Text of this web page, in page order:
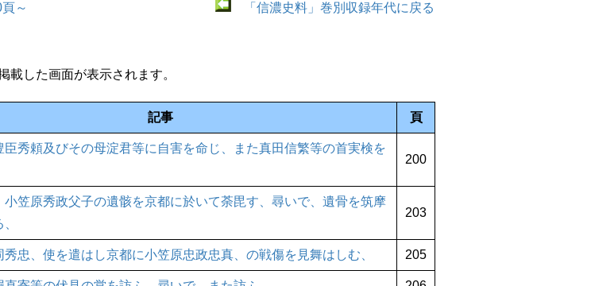
～ 「信濃史料」巻別収録年代に戻る
した画面が表示されます。
記事 頁
臣秀頼及びその母淀君等に自害を命じ、また真田信繁等の首実検を
200
小笠原秀政父子の遺骸を京都に於いて荼毘す、尋いで、遺骨を筑摩
203
忠、使を遣はし京都に小笠原忠政忠真、の戦傷を見舞はしむ、 205